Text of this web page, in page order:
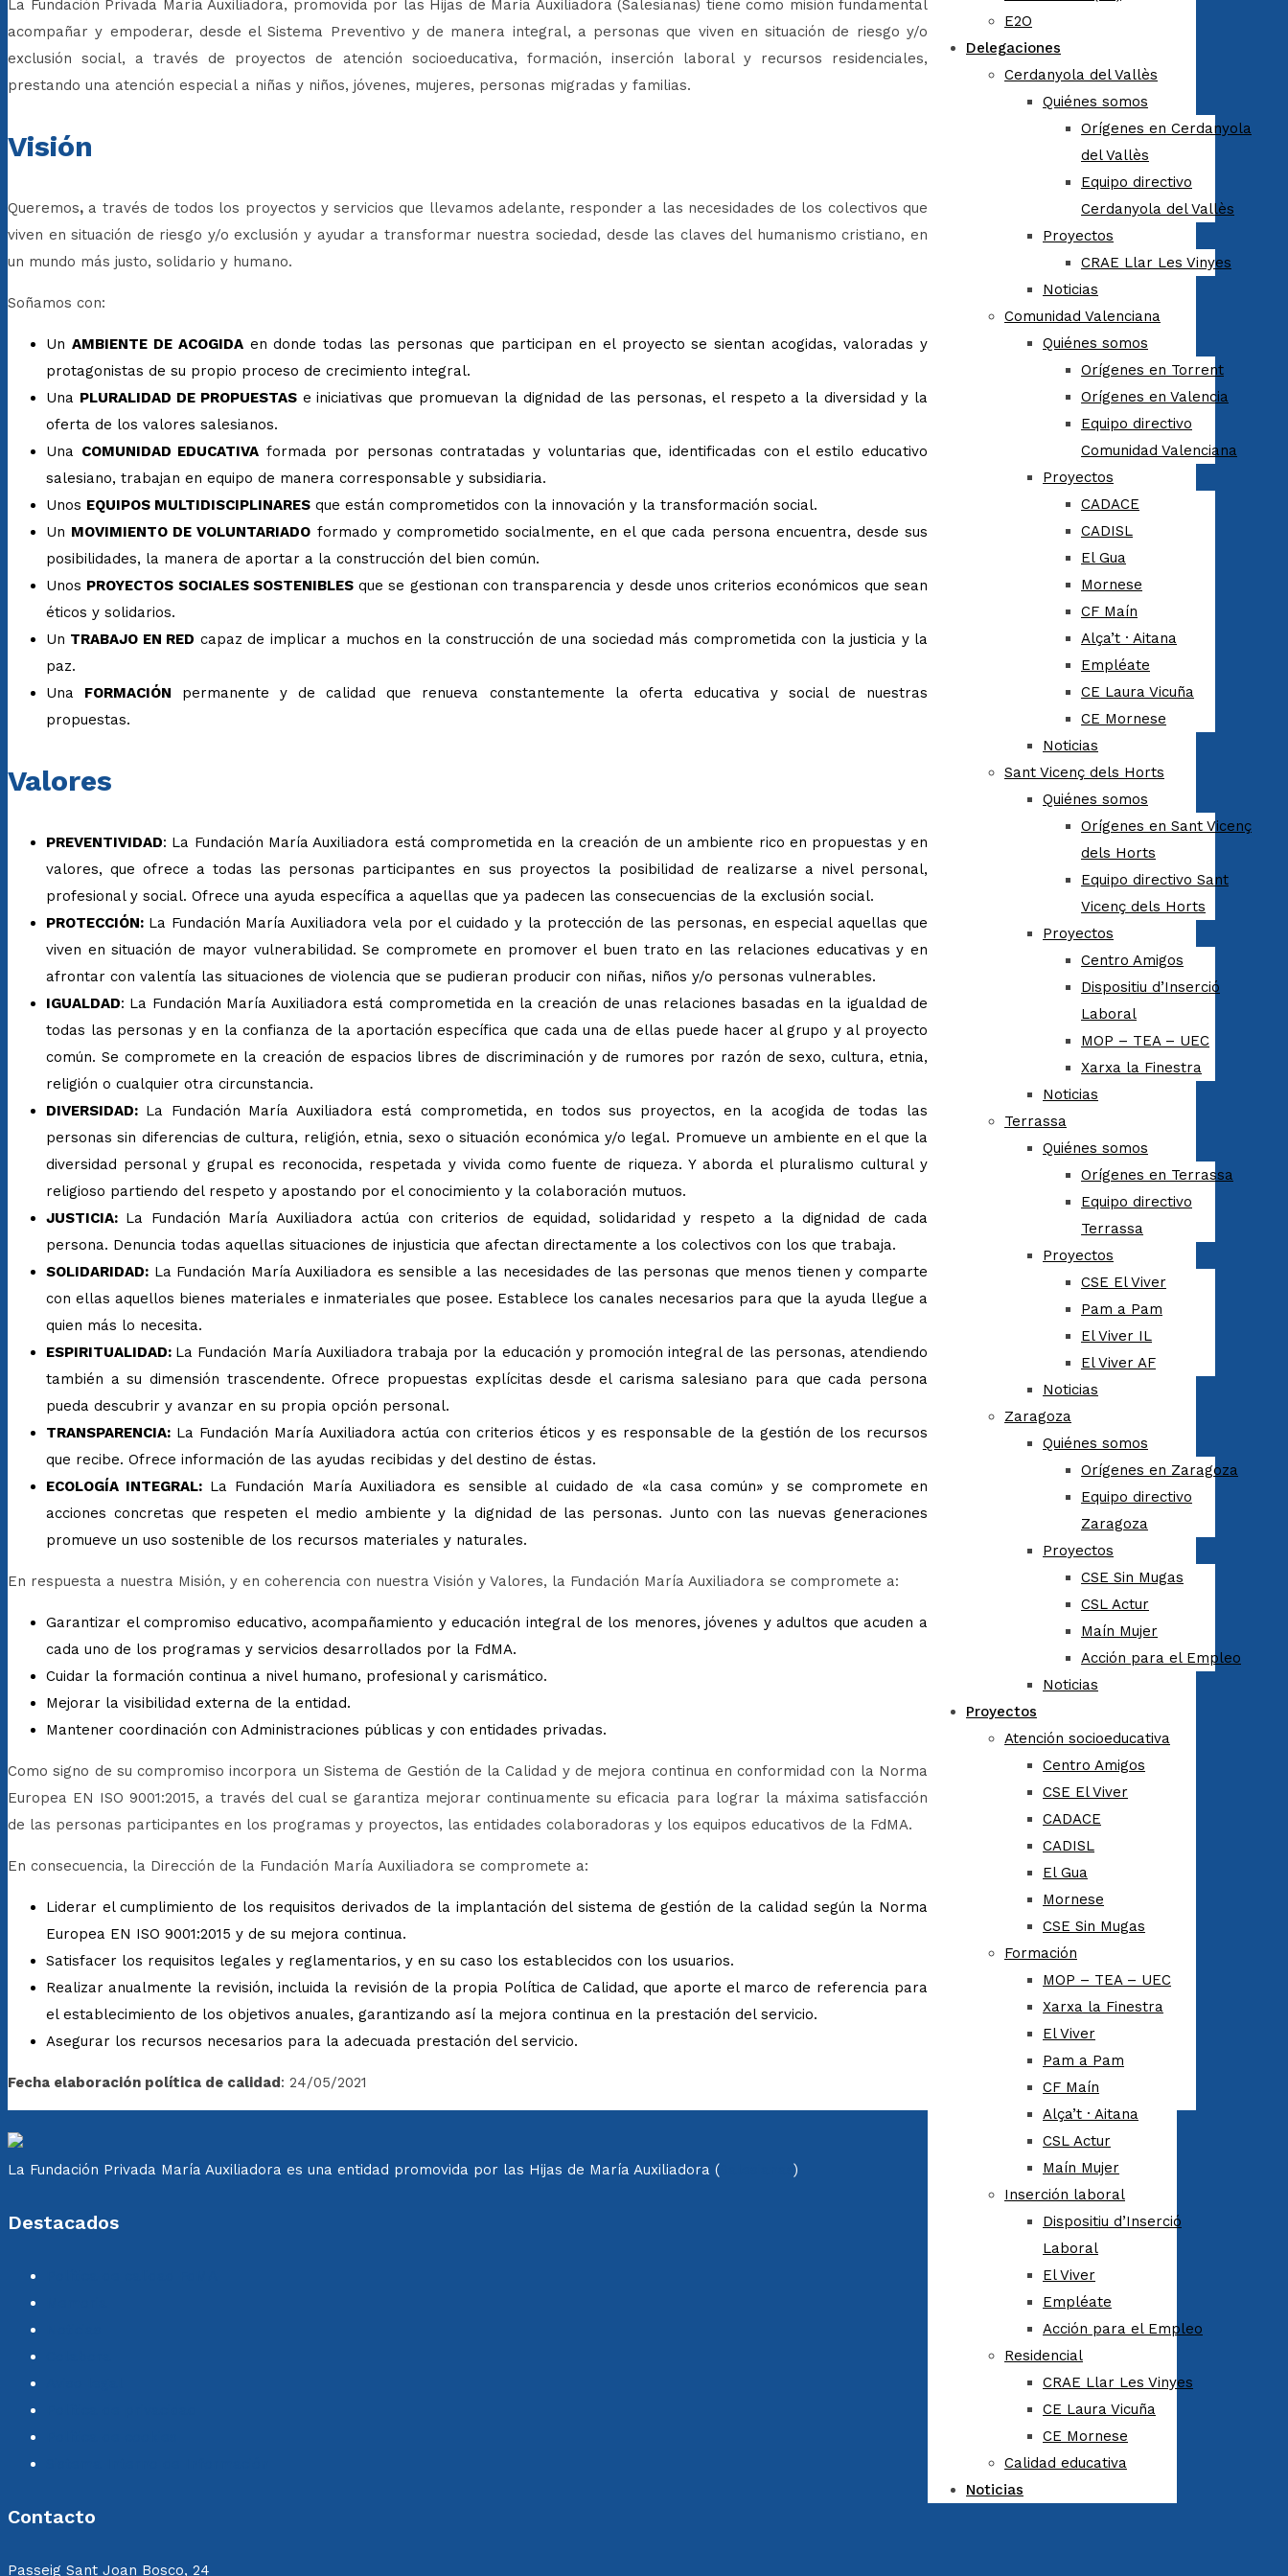
E2O
Delegaciones
Cerdanyola del Vallès
Quiénes somos
Orígenes en Cerdanyola
del Vallès
Equipo directivo
Cerdanyola del Vallès
Proyectos
CRAE Llar Les Vinyes
Noticias
Comunidad Valenciana
Quiénes somos
Orígenes en Torrent
Orígenes en Valencia
Equipo directivo
Comunidad Valenciana
Proyectos
CADACE
CADISL
El Gua
Mornese
CF Maín
Alça’t · Aitana
Empléate
CE Laura Vicuña
CE Mornese
Noticias
Sant Vicenç dels Horts
Quiénes somos
Orígenes en Sant Vicenç
dels Horts
Equipo directivo Sant
Vicenç dels Horts
Proyectos
Centro Amigos
Dispositiu d’Inserció
Laboral
MOP – TEA – UEC
Xarxa la Finestra
Noticias
Terrassa
Quiénes somos
Orígenes en Terrassa
Equipo directivo
Terrassa
Proyectos
CSE El Viver
Pam a Pam
El Viver IL
El Viver AF
Noticias
Zaragoza
Quiénes somos
Orígenes en Zaragoza
Equipo directivo
Zaragoza
Proyectos
CSE Sin Mugas
CSL Actur
Maín Mujer
Acción para el Empleo
Noticias
Proyectos
Atención socioeducativa
Centro Amigos
CSE El Viver
CADACE
CADISL
El Gua
Mornese
CSE Sin Mugas
Formación
MOP – TEA – UEC
Xarxa la Finestra
El Viver
Pam a Pam
CF Maín
Alça’t · Aitana
CSL Actur
Maín Mujer
Inserción laboral
Dispositiu d’Inserció
Laboral
El Viver
Empléate
Acción para el Empleo
Residencial
CRAE Llar Les Vinyes
CE Laura Vicuña
CE Mornese
Calidad educativa
Noticias
La Fundación Privada María Auxiliadora, promovida por las Hijas de María Auxiliadora (Salesianas) tiene como misión fundamental
acompañar y empoderar, desde el Sistema Preventivo y de manera integral, a personas que viven en situación de riesgo y/o
exclusión social, a través de proyectos de atención socioeducativa, formación, inserción laboral y recursos residenciales,
prestando una atención especial a niñas y niños, jóvenes, mujeres, personas migradas y familias.
Visión
Queremos, a través de todos los proyectos y servicios que llevamos adelante, responder a las necesidades de los colectivos que
viven en situación de riesgo y/o exclusión y ayudar a transformar nuestra sociedad, desde las claves del humanismo cristiano, en
un mundo más justo, solidario y humano.
Soñamos con:
Un AMBIENTE DE ACOGIDAen donde todas las personas que participan en el proyecto se sientan acogidas, valoradas y
protagonistas de su propio proceso de crecimiento integral.
Una PLURALIDAD DE PROPUESTASe iniciativas que promuevan la dignidad de las personas, el respeto a la diversidad y la
oferta de los valores salesianos.
Una COMUNIDAD EDUCATIVA formada por personas contratadas y voluntarias que, identificadas con el estilo educativo
salesiano, trabajan en equipo de manera corresponsable y subsidiaria.
Unos EQUIPOS MULTIDISCIPLINARES que están comprometidos con la innovación y la transformación social.
Un MOVIMIENTO DE VOLUNTARIADO formado y comprometido socialmente, en el que cada persona encuentra, desde sus
posibilidades, la manera de aportar a la construcción del bien común.
Unos PROYECTOS SOCIALES SOSTENIBLESque se gestionan con transparencia y desde unos criterios económicos que sean
éticos y solidarios.
Un TRABAJO EN RED capaz de implicar a muchos en la construcción de una sociedad más comprometida con la justicia y la
paz.
Una FORMACIÓN permanente y de calidad que renueva constantemente la oferta educativa y social de nuestras
propuestas.
Valores
PREVENTIVIDAD: La Fundación María Auxiliadora está comprometida en la creación de un ambiente rico en propuestas y en
valores, que ofrece a todas las personas participantes en sus proyectos la posibilidad de realizarse a nivel personal,
profesional y social. Ofrece una ayuda específica a aquellas que ya padecen las consecuencias de la exclusión social.
PROTECCIÓN: La Fundación María Auxiliadora vela por el cuidado y la protección de las personas, en especial aquellas que
viven en situación de mayor vulnerabilidad. Se compromete en promover el buen trato en las relaciones educativas y en
afrontar con valentía las situaciones de violencia que se pudieran producir con niñas, niños y/o personas vulnerables.
IGUALDAD: La Fundación María Auxiliadora está comprometida en la creación de unas relaciones basadas en la igualdad de
todas las personas y en la confianza de la aportación específica que cada una de ellas puede hacer al grupo y al proyecto
común. Se compromete en la creación de espacios libres de discriminación y de rumores por razón de sexo, cultura, etnia,
religión o cualquier otra circunstancia.
DIVERSIDAD: La Fundación María Auxiliadora está comprometida, en todos sus proyectos, en la acogida de todas las
personas sin diferencias de cultura, religión, etnia, sexo o situación económica y/o legal. Promueve un ambiente en el que la
diversidad personal y grupal es reconocida, respetada y vivida como fuente de riqueza. Y aborda el pluralismo cultural y
religioso partiendo del respeto y apostando por el conocimiento y la colaboración mutuos.
JUSTICIA: La Fundación María Auxiliadora actúa con criterios de equidad, solidaridad y respeto a la dignidad de cada
persona. Denuncia todas aquellas situaciones de injusticia que afectan directamente a los colectivos con los que trabaja.
SOLIDARIDAD: La Fundación María Auxiliadora es sensible a las necesidades de las personas que menos tienen y comparte
con ellas aquellos bienes materiales e inmateriales que posee. Establece los canales necesarios para que la ayuda llegue a
quien más lo necesita.
ESPIRITUALIDAD: La Fundación María Auxiliadora trabaja por la educación y promoción integral de las personas, atendiendo
también a su dimensión trascendente. Ofrece propuestas explícitas desde el carisma salesiano para que cada persona
pueda descubrir y avanzar en su propia opción personal.
TRANSPARENCIA: La Fundación María Auxiliadora actúa con criterios éticos y es responsable de la gestión de los recursos
que recibe. Ofrece información de las ayudas recibidas y del destino de éstas.
ECOLOGÍA INTEGRAL: La Fundación María Auxiliadora es sensible al cuidado de «la casa común» y se compromete en
acciones concretas que respeten el medio ambiente y la dignidad de las personas. Junto con las nuevas generaciones
promueve un uso sostenible de los recursos materiales y naturales.
En respuesta a nuestra Misión, y en coherencia con nuestra Visión y Valores, la Fundación María Auxiliadora se compromete a:
Garantizar el compromiso educativo, acompañamiento y educación integral de los menores, jóvenes y adultos que acuden a
cada uno de los programas y servicios desarrollados por la FdMA.
Cuidar la formación continua a nivel humano, profesional y carismático.
Mejorar la visibilidad externa de la entidad.
Mantener coordinación con Administraciones públicas y con entidades privadas.
Como signo de su compromiso incorpora un Sistema de Gestión de la Calidad y de mejora continua en conformidad con la Norma
Europea EN ISO 9001:2015, a través del cual se garantiza mejorar continuamente su eficacia para lograr la máxima satisfacción
de las personas participantes en los programas y proyectos, las entidades colaboradoras y los equipos educativos de la FdMA.
En consecuencia, la Dirección de la Fundación María Auxiliadora se compromete a:
Liderar el cumplimiento de los requisitos derivados de la implantación del sistema de gestión de la calidad según la Norma
Europea EN ISO 9001:2015 y de su mejora continua.
Satisfacer los requisitos legales y reglamentarios, y en su caso los establecidos con los usuarios.
Realizar anualmente la revisión, incluida la revisión de la propia Política de Calidad, que aporte el marco de referencia para
el establecimiento de los objetivos anuales, garantizando así la mejora continua en la prestación del servicio.
Asegurar los recursos necesarios para la adecuada prestación del servicio.
Fecha elaboración política de calidad: 24/05/2021
La Fundación Privada María Auxiliadora es una entidad promovida por las Hijas de María Auxiliadora ( )
Destacados
Contacto
Passeig Sant Joan Bosco, 24